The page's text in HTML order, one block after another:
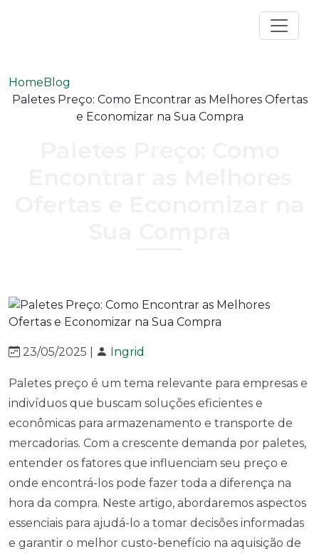
HomeBlog
Paletes Preço: Como Encontrar as Melhores Ofertas
e Economizar na Sua Compra
23/05/2025 | Ingrid
Paletes preço é um tema relevante para empresas e
indivíduos que buscam soluções eficientes e
econômicas para armazenamento e transporte de
mercadorias. Com a crescente demanda por paletes,
entender os fatores que influenciam seu preço e
onde encontrá-los pode fazer toda a diferença na
hora da compra. Neste artigo, abordaremos aspectos
essenciais para ajudá-lo a tomar decisões informadas
e garantir o melhor custo-benefício na aquisição de